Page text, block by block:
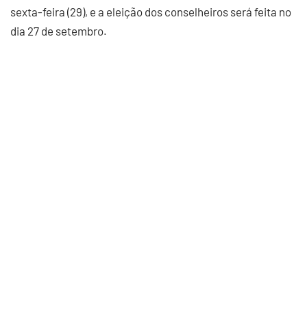
sexta-feira (29), e a eleição dos conselheiros será feita no
dia 27 de setembro.